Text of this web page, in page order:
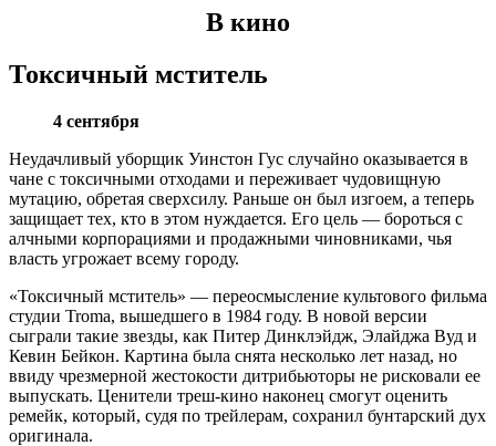
В кино
Токсичный мститель
4 сентября
Неудачливый уборщик Уинстон Гус случайно оказывается в
чане с токсичными отходами и переживает чудовищную
мутацию, обретая сверхсилу. Раньше он был изгоем, а теперь
защищает тех, кто в этом нуждается. Его цель — бороться с
алчными корпорациями и продажными чиновниками, чья
власть угрожает всему городу.
«Токсичный мститель» — переосмысление культового фильма
студии Troma, вышедшего в 1984 году. В новой версии
сыграли такие звезды, как Питер Динклэйдж, Элайджа Вуд и
Кевин Бейкон. Картина была снята несколько лет назад, но
ввиду чрезмерной жестокости дитрибьюторы не рисковали ее
выпускать. Ценители треш-кино наконец смогут оценить
ремейк, который, судя по трейлерам, сохранил бунтарский дух
оригинала.